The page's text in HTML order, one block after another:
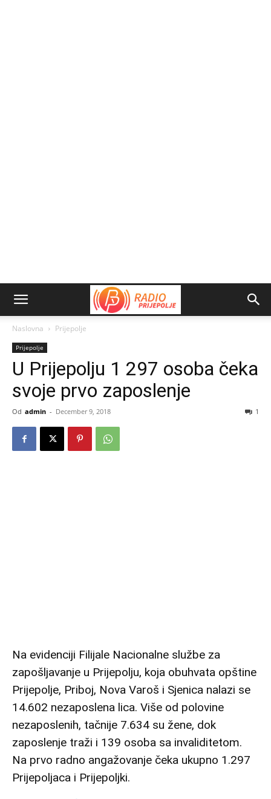
Naslovna Prijepolje
Prijepolje
U Prijepolju 1 297 osoba čeka
svoje prvo zaposlenje
Od admin - December 9, 2018 1
Na evidenciji Filijale Nacionalne službe za
zapošljavanje u Prijepolju, koja obuhvata opštine
Prijepolje, Priboj, Nova Varoš i Sjenica nalazi se
14.602 nezaposlena lica. Više od polovine
nezaposlenih, tačnije 7.634 su žene, dok
zaposlenje traži i 139 osoba sa invaliditetom.
Na prvo radno angažovanje čeka ukupno 1.297
Prijepoljaca i Prijepoljki.